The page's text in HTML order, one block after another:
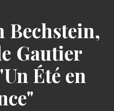
Bechstein,
Gautier
Été en